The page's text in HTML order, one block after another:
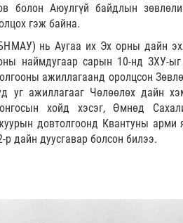
болон Аюулгүй байдлын
гэж байна.
нь Аугаа их Эх орны дайн
наймдугаар сарын 10-нд ЗХУ-
ажиллагаанд оролцсон
уг ажиллагааг Чөлөөлөх дайн
хойд хэсэг, Өмнөд
довтолгоонд Квантуны арми
р дайн дуусгавар болсон билээ.